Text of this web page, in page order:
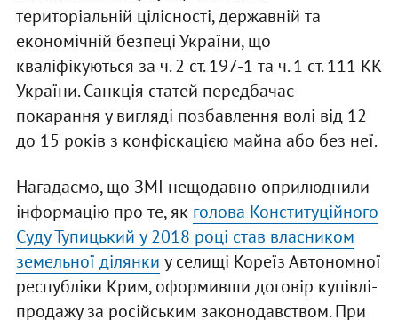
територіальній цілісності, державній та
економічній безпеці України, що
кваліфікуються за ч. 2 ст. 197-1 та ч. 1 ст. 111 КК
України. Санкція статей передбачає
покарання у вигляді позбавлення волі від 12
до 15 років з конфіскацією майна або без неї.
Нагадаємо, що ЗМІ нещодавно оприлюднили
інформацію про те, як голова Конституційного
Суду Тупицький у 2018 році став власником
земельної ділянки у селищі Кореїз Автономної
республіки Крим, оформивши договір купівлі-
продажу за російським законодавством. При